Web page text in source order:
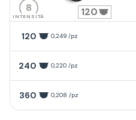
8
INTENSITÀ 120
120 0,249 /pz
240 0,220 /pz
360 0,208 /pz